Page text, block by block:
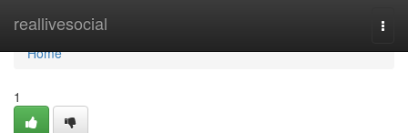
reallivesocial
Home
Home
1